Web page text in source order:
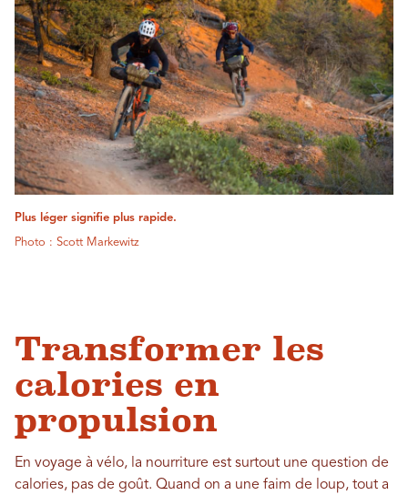
Plus léger signifie plus rapide.
Photo : Scott Markewitz
Transformer les
calories en
propulsion
En voyage à vélo, la nourriture est surtout une question de
calories, pas de goût. Quand on a une faim de loup, tout a